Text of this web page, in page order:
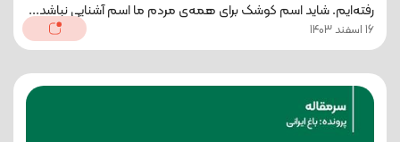
رفته‌ایم. شاید اسم کوشک برای همه‌ی مردم ما اسم آشنایی نباشد...
16 اسفند 1403